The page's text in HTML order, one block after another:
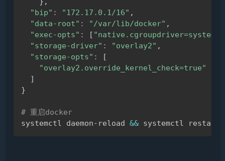
"bip" : "172.17.0.1/16" ,
"data-root" : "/var/lib/docker" ,
"exec-opts" : [ "native.cgroupdriver=systemd"
"storage-driver" : "overlay2" ,
"storage-opts" :
[
"overlay2.override_kernel_check=true"
]
}
# 重启docker
systemctl daemon-reload &&